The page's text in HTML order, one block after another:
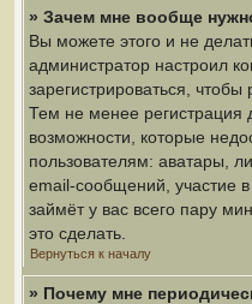
» Зачем мне вообще
Вы можете этого и не
администратор настроил
зарегистрироваться,
Тем не менее регистрация
возможности, которые
пользователям: аватары,
email-сообщений, участие в
займёт у вас всего пару
это сделать.
Вернуться к началу
» Почему мне